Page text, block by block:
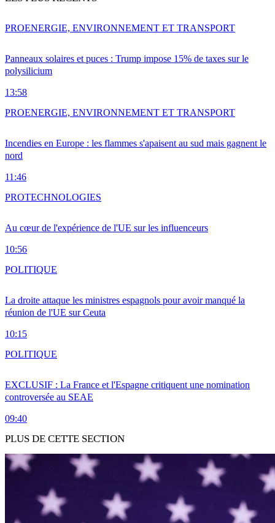
Panneaux solaires et puces : Trump impose 15% de taxes sur le
polysilicium
13:58
PROENERGIE, ENVIRONNEMENT ET TRANSPORT
Incendies en Europe : les flammes s'apaisent au sud mais gagnent le
nord
11:46
PROENERGIE, ENVIRONNEMENT ET TRANSPORT
Au cœur de l'expérience de l'UE sur les influenceurs
10:56
PROTECHNOLOGIES
La droite attaque les ministres espagnols pour avoir manqué la
réunion de l'UE sur Ceuta
10:15
POLITIQUE
EXCLUSIF : La France et l'Espagne critiquent une nomination
controversée au SEAE
09:40
POLITIQUE
PLUS DE CETTE SECTION